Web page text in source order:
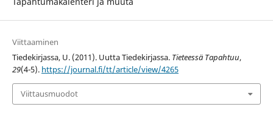
Viittaaminen
Tiedekirjassa, U. (2011). Uutta Tiedekirjassa. Tieteessä Tapahtuu,
29(4-5). https://journal.fi/tt/article/view/4265
Viittausmuodot